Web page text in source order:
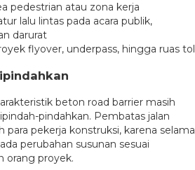
pedestrian atau zona kerja
lalu lintas pada acara publik,
darurat
flyover, underpass, hingga ruas tol
beton road barrier masih
pindahkan. Pembatas jalan
para pekerja konstruksi, karena selama
perubahan susunan sesuai
orang proyek.